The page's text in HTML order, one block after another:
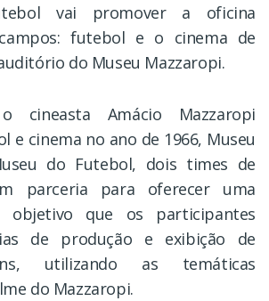
vai promover a oficina
campos: futebol e o cinema de
do Museu Mazzaropi.
cineasta Amácio Mazzaropi
e cinema no ano de 1966, Museu
do Futebol, dois times de
parceria para oferecer uma
que os participantes
de produção e exibição de
utilizando as temáticas
do Mazzaropi.